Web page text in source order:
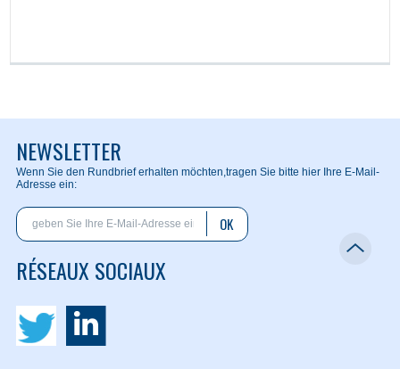
NEWSLETTER
Wenn Sie den Rundbrief erhalten möchten,tragen Sie bitte hier Ihre E-Mail-
Adresse ein:
OK
RÉSEAUX SOCIAUX